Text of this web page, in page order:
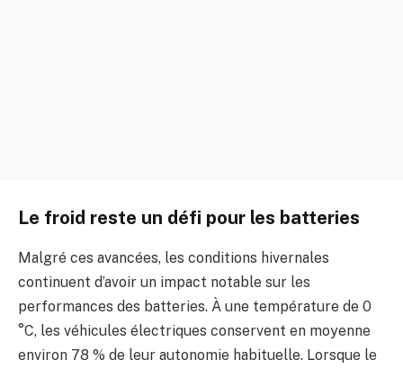
Le froid reste un défi pour les batteries
Malgré ces avancées, les conditions hivernales
continuent d’avoir un impact notable sur les
performances des batteries. À une température de 0
°C, les véhicules électriques conservent en moyenne
environ 78 % de leur autonomie habituelle. Lorsque le